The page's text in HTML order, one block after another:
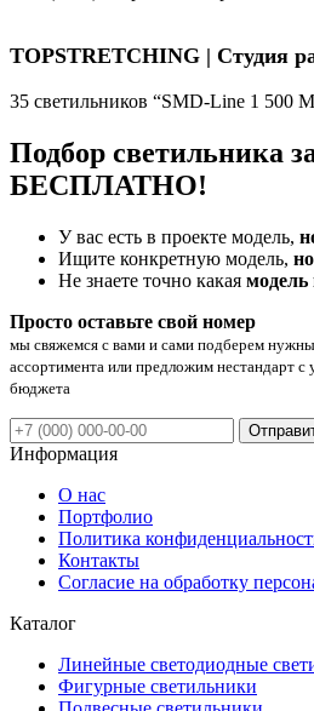
TOPSTRETCHING | Студия
35 светильников “SMD-Line 1 500
Подбор светильника
БЕСПЛАТНО!
У вас есть в проекте модель,
Ищите конкретную модель,
Не знаете точно какая
Просто оставьте свой номер
мы свяжемся с вами и сами подберем
ассортимента или предложим нестандарт
бюджета
Информация
О нас
Портфолио
Политика
Контакты
Согласие на обработку
Каталог
Линейные светодиодные
Фигурные светильники